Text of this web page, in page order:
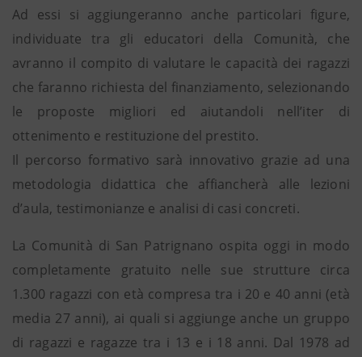
Ad essi si aggiungeranno anche particolari figure,
individuate tra gli educatori della Comunità, che
avranno il compito di valutare le capacità dei ragazzi
che faranno richiesta del finanziamento, selezionando
le proposte migliori ed aiutandoli nell’iter di
ottenimento e restituzione del prestito.
Il percorso formativo sarà innovativo grazie ad una
metodologia didattica che affiancherà alle lezioni
d’aula, testimonianze e analisi di casi concreti.
La Comunità di San Patrignano ospita oggi in modo
completamente gratuito nelle sue strutture circa
1.300 ragazzi con età compresa tra i 20 e 40 anni (età
media 27 anni), ai quali si aggiunge anche un gruppo
di ragazzi e ragazze tra i 13 e i 18 anni. Dal 1978 ad